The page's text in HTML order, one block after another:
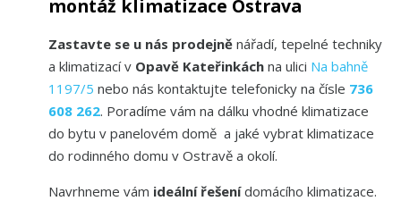
montáž klimatizace Ostrava
Zastavte se u nás prodejně nářadí, tepelné techniky
a klimatizací v Opavě Kateřinkách na ulici Na bahně
1197/5 nebo nás kontaktujte telefonicky na čísle 736
608 262. Poradíme vám na dálku vhodné klimatizace
do bytu v panelovém domě a jaké vybrat klimatizace
do rodinného domu v Ostravě a okolí.
Navrhneme vám ideální řešenídomácího klimatizace.